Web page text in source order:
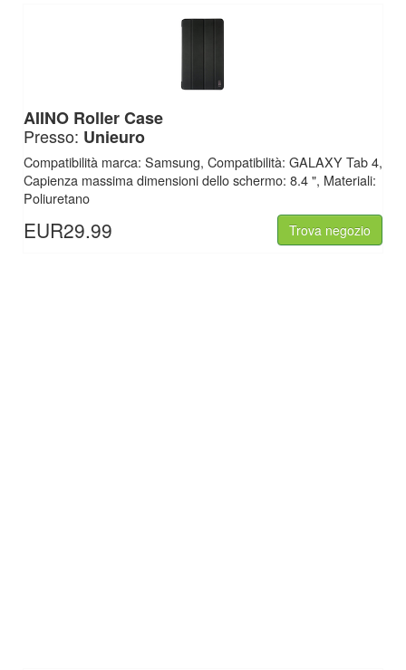
AIINO Roller Case
Presso: Unieuro
Compatibilità marca: Samsung, Compatibilità: GALAXY Tab 4,
Capienza massima dimensioni dello schermo: 8.4 ", Materiali:
Poliuretano
EUR29.99 Trova negozio